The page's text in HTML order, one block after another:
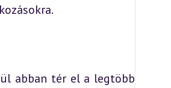
abban tér el a legtöbb